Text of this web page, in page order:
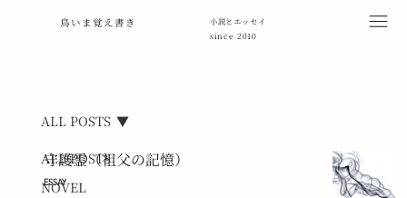
鳥いま覚え書き
小説とエッセイ
since 2010
ALL POSTS
NOVEL
ALL POSTS
守護霊（祖父の記憶）
ESSAY